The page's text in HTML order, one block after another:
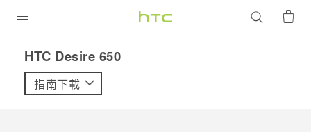
VIVE
HTC Desire 650‎
指南下載